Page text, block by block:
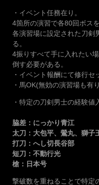
・イベント任務在り。
4箇所の演習で各80回ボス
各演習場に設定された刀剣
る。
4振りすべて手に入れたい
倒す必要がある。
・イベント報酬にて修行セ
・馬OK(無効の演習場も有
・特定の刀剣男士の経験
脇差：にっかり青江
太刀：大包平、鶯丸、獅子
打刀：へし切長谷部
短刀：不動行光
槍：日本号
撃破数を重ねることで特定